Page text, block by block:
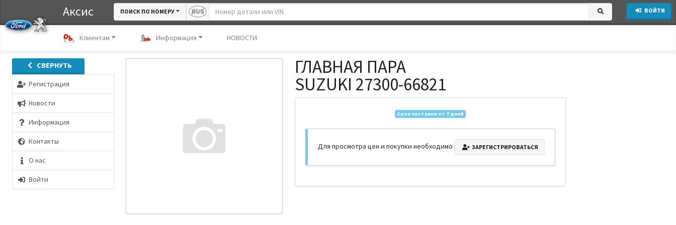
Аксис ПОИСК ПО НОМЕРУ ВОЙТИ
Клиентам Информация НОВОСТИ
СВЕРНУТЬ
Регистрация
Новости
Информация
Контакты
О нас
Войти
ГЛАВНАЯ ПАРА
SUZUKI 27300-66821
Срок поставки от 7 дней
Для просмотра цен и покупки необходимо ЗАРЕГИСТРИРОВАТЬСЯ